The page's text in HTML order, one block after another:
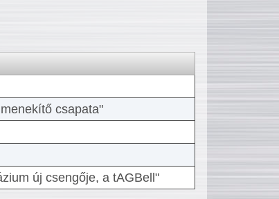
csapata"
új csengője, a tAGBell"